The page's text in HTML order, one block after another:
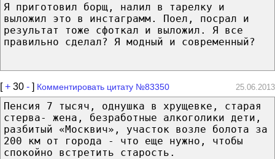
Я приготовил борщ, налил в тарелку и
выложил это в инстаграмм. Поел, посрал и
результат тоже сфоткал и выложил. Я все
правильно сделал? Я модный и современный?
[+ 30 - ] Комментировать цитату №83350 25.06.2013
Пенсия 7 тысяч, однушка в хрущевке, старая
стерва- жена, безработные алкоголики дети,
разбитый «Москвич», участок возле болота за
200 км от города - что еще нужно, чтобы
спокойно встретить старость.